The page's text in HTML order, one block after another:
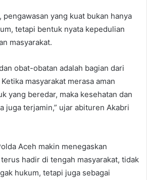
pengawasan yang kuat bukan hanya
tetapi bentuk nyata kepedulian
masyarakat.
obat-obatan adalah bagian dari
masyarakat merasa aman
yang beredar, maka kesehatan dan
juga terjamin,” ujar abituren Akabri
Aceh makin menegaskan
hadir di tengah masyarakat, tidak
hukum, tetapi juga sebagai